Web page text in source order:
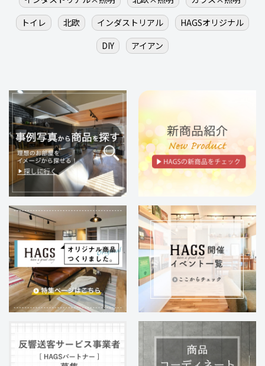
トイレ
北欧 インダストリアル
HAGSオリジナル
DIY
アイアン